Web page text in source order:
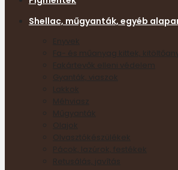
Shellac, műgyanták, egyéb
Enyvek
Fa- és műanyag kittek,
Fakártevők elleni védelem
Gyanták, viaszok
Lakkok
Méhviasz
Műgyanták
Olajok
Olvasztókészülékek
Pácok, lazúrok, festékek
Retusálás, javítás